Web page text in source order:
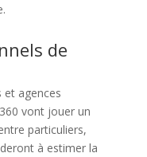
de
agences
vont jouer un
particuliers,
à estimer la